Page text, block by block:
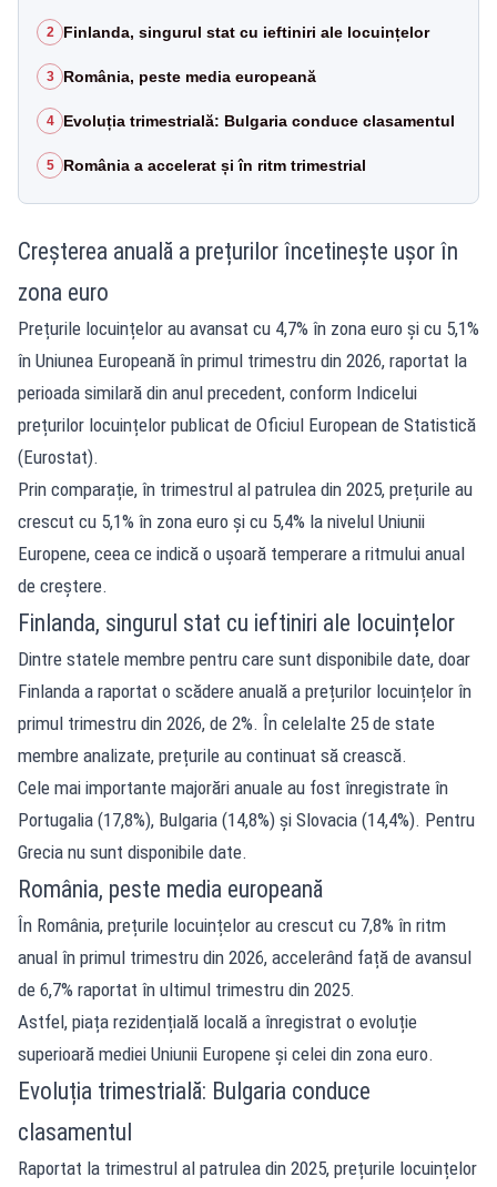
2 Finlanda, singurul stat cu ieftiniri ale locuințelor
3 România, peste media europeană
4 Evoluția trimestrială: Bulgaria conduce clasamentul
5 România a accelerat și în ritm trimestrial
Creșterea anuală a prețurilor încetinește ușor în
zona euro
Prețurile locuințelor au avansat cu 4,7% în zona euro și cu 5,1%
în Uniunea Europeană în primul trimestru din 2026, raportat la
perioada similară din anul precedent, conform Indicelui
prețurilor locuințelor publicat de Oficiul European de Statistică
(Eurostat).
Prin comparație, în trimestrul al patrulea din 2025, prețurile au
crescut cu 5,1% în zona euro și cu 5,4% la nivelul Uniunii
Europene, ceea ce indică o ușoară temperare a ritmului anual
de creștere.
Finlanda, singurul stat cu ieftiniri ale locuințelor
Dintre statele membre pentru care sunt disponibile date, doar
Finlanda a raportat o scădere anuală a prețurilor locuințelor în
primul trimestru din 2026, de 2%. În celelalte 25 de state
membre analizate, prețurile au continuat să crească.
Cele mai importante majorări anuale au fost înregistrate în
Portugalia (17,8%), Bulgaria (14,8%) și Slovacia (14,4%). Pentru
Grecia nu sunt disponibile date.
România, peste media europeană
În România, prețurile locuințelor au crescut cu 7,8% în ritm
anual în primul trimestru din 2026, accelerând față de avansul
de 6,7% raportat în ultimul trimestru din 2025.
Astfel, piața rezidențială locală a înregistrat o evoluție
superioară mediei Uniunii Europene și celei din zona euro.
Evoluția trimestrială: Bulgaria conduce
clasamentul
Raportat la trimestrul al patrulea din 2025, prețurile locuințelor